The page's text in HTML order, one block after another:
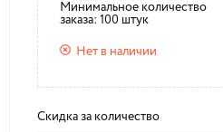
Минимальное количество
заказа: 100 штук
Нет в наличии
Скидка за количество